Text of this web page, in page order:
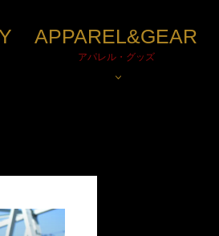
APPAREL&GEAR
アパレル・グッズ